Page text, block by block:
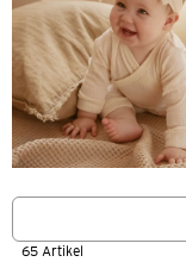
65 Artikel